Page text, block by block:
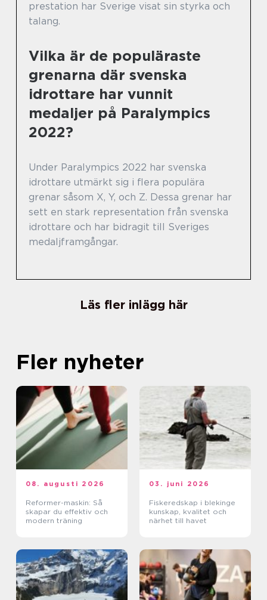
prestation har Sverige visat sin styrka och
talang.
Vilka är de populäraste
grenarna där svenska
idrottare har vunnit
medaljer på Paralympics
2022?
Under Paralympics 2022 har svenska
idrottare utmärkt sig i flera populära
grenar såsom X, Y, och Z. Dessa grenar har
sett en stark representation från svenska
idrottare och har bidragit till Sveriges
medaljframgångar.
Läs fler inlägg här
Fler nyheter
08. augusti 2026
Reformer-maskin: Så
skapar du effektiv och
modern träning
03. juni 2026
Fiskeredskap i blekinge
kunskap, kvalitet och
närhet till havet